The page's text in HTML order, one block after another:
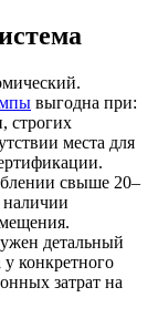
выгодна при:
строгих
места для
свыше 20–
наличии
детальный
у конкретного
затрат на